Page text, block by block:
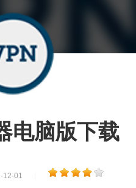
电脑版下载
12-01